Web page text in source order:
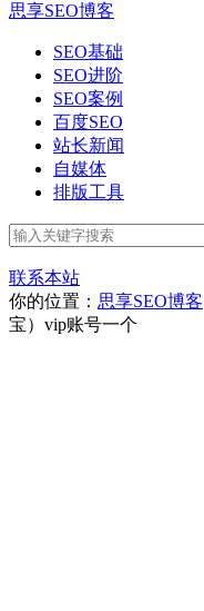
思享SEO博客
SEO基础
SEO进阶
SEO案例
百度SEO
站长新闻
自媒体
排版工具
联系本站
你的位置： 思享SEO博客
宝）vip账号一个